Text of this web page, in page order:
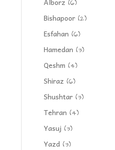
(6)
Bishapoor (2)
Esfahan (6)
Hamedan (3)
Qeshm (4)
Shiraz (6)
Shushtar (3)
Tehran (4)
Yasuj (3)
Yazd (3)